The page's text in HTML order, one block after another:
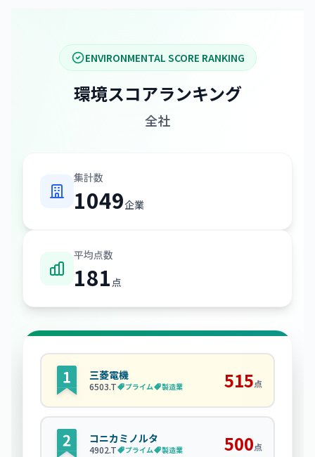
ENVIRONMENTAL SCORE RANKING
環境スコアランキング
全社
集計数
1049企業
平均点数
181 点
三菱電機
6503.T プライム 製造業 515点
コニカミノルタ
4902.T プライム 製造業 500点